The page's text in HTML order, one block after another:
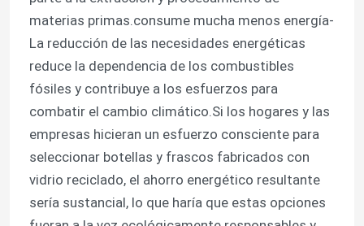
materias primas.consume mucha menos energía-
La reducción de las necesidades energéticas
reduce la dependencia de los combustibles
fósiles y contribuye a los esfuerzos para
combatir el cambio climático.Si los hogares y las
empresas hicieran un esfuerzo consciente para
seleccionar botellas y frascos fabricados con
vidrio reciclado, el ahorro energético resultante
sería sustancial, lo que haría que estas opciones